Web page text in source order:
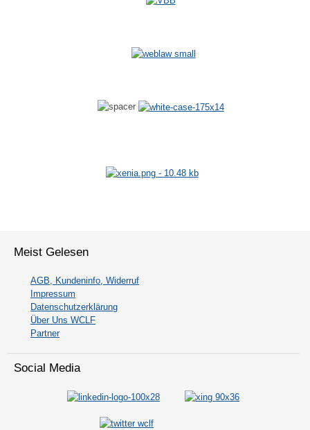
Meist Gelesen
AGB, Kundeninfo, Widerruf
Impressum
Datenschutzerklärung
Über Uns WCLF
Partner
Social Media